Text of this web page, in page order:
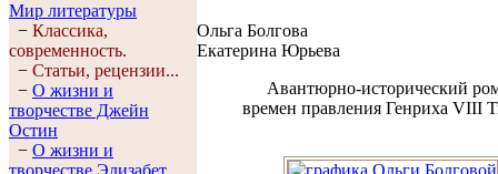
Мир литературы
− Классика,
современность.
− Статьи, рецензии...
− О жизни и
творчестве Джейн
Остин
− О жизни и
творчестве Элизабет
Ольга Болгова
Екатерина Юрьева
Авантюрно-исторический
времен правления Генриха VIII